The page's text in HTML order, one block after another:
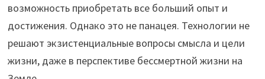
возможность приобретать все больший опыт и
достижения. Однако это не панацея. Технологии не
решают экзистенциальные вопросы смысла и цели
жизни, даже в перспективе бессмертной жизни на